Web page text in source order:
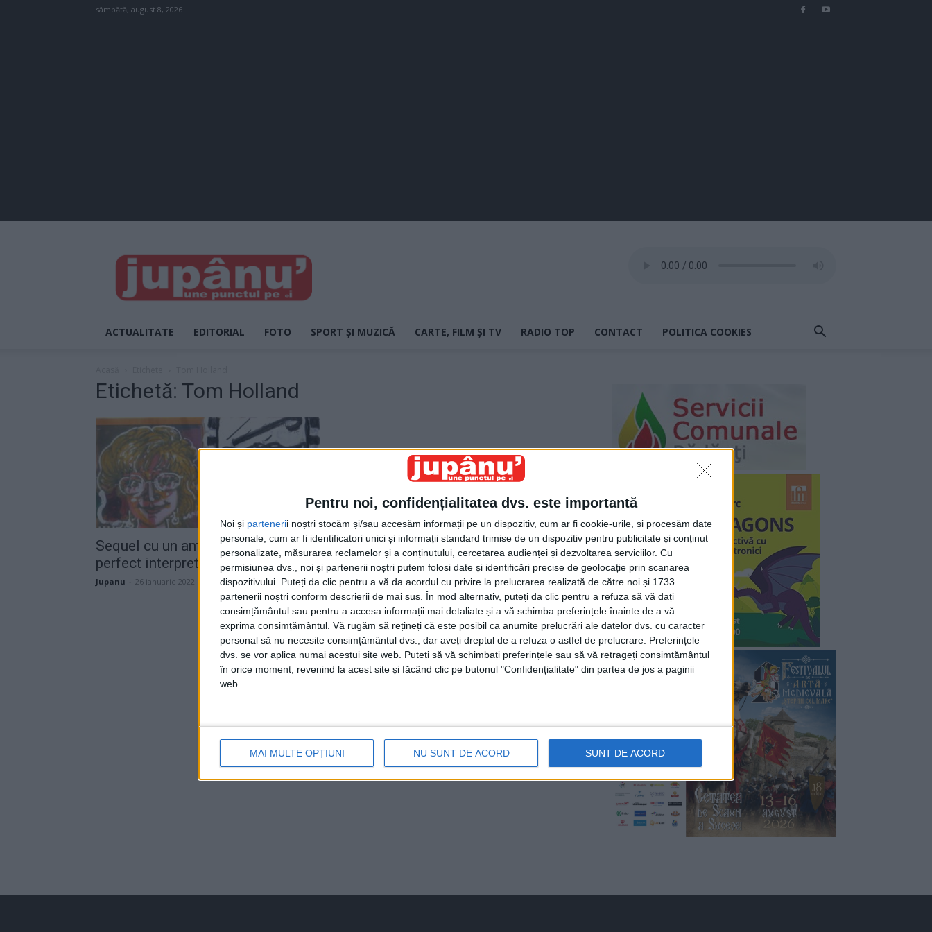
Pentru noi, confidențialitatea dvs. este importantă
Noi și partenerii noștri stocăm și/sau accesăm informații pe un dispozitiv, cum ar fi cookie-urile, și procesăm date
personale, cum ar fi identificatori unici și informații standard trimise de un dispozitiv pentru publicitate și conținut
personalizate, măsurarea reclamelor și a conținutului, cercetarea audienței și dezvoltarea serviciilor. Cu
permisiunea dvs., noi și partenerii noștri putem folosi date și identificări precise de geolocație prin scanarea
dispozitivului. Puteți da clic pentru a vă da acordul cu privire la prelucrarea realizată de către noi și 1733
partenerii noștri conform descrierii de mai sus. În mod alternativ, puteți da clic pentru a refuza să vă dați
consimțământul sau pentru a accesa informații mai detaliate și a vă schimba preferințele înainte de a vă
exprima consimțământul. Vă rugăm să rețineți că este posibil ca anumite prelucrări ale datelor dvs. cu caracter
personal să nu necesite consimțământul dvs., dar aveți dreptul de a refuza o astfel de prelucrare. Preferințele
dvs. se vor aplica numai acestui site web. Puteți să vă schimbați preferințele sau să vă retrageți consimțământul
în orice moment, revenind la acest site și făcând clic pe butonul "Confidențialitate" din partea de jos a paginii
web.
MAI MULTE OPȚIUNI NU SUNT DE ACORD SUNT DE ACORD
sâmbătă, august 8, 2026
JUPÂNU'
ACTUALITATE EDITORIAL FOTO SPORT ȘI MUZICĂ CARTE, FILM ȘI TV RADIO TOP CONTACT POLITICA COOKIES
Etichetă: Tom Holland
Sequel cu un antierou Marvel
perfect interpretat de Tom Hardy
Jupanu 26 ianuarie 2022